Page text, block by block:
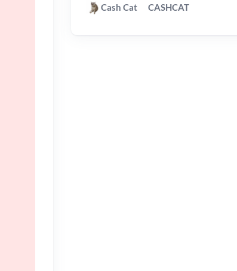
Cash Cat CASHCAT